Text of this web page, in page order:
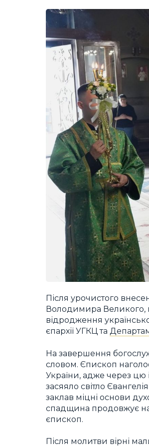
Після урочистого
Володимира Великого,
відродження
єпархії УГКЦ та
На завершення
словом. Єпископ
України, адже через цю
засяяло світло
заклав міцні основи
спадщина продовжує
єпископ.
Після молитви вірні